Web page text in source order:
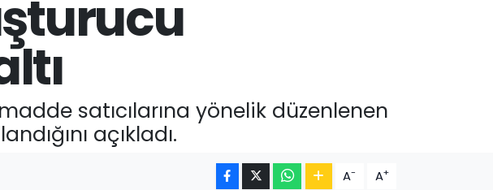
GRAM ALTIN
6500.87
0.12
satıcılarına yönelik düzenlenen
açıkladı.
A- A+